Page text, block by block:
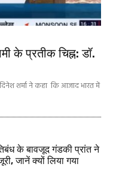
के प्रतीक चिह्न: डॉ.
शर्मा ने कहा कि आजाद भारत में
के बावजूद गंडकी प्रांत ने
जानें क्यों लिया गया